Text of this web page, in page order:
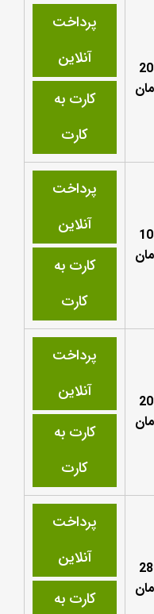
پرداخت
آنلاین
کارت به
کارت
پرداخت
آنلاین
کارت به
کارت
پرداخت
آنلاین
کارت به
کارت
پرداخت
آنلاین
کارت به